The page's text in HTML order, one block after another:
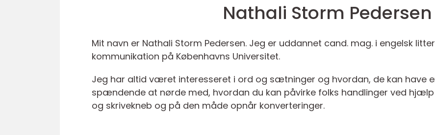
Nathali Storm Pedersen
Mit navn er Nathali Storm Pedersen. Jeg er uddannet cand. mag. i engelsk
kommunikation på Københavns Universitet.
Jeg har altid været interesseret i ord og sætninger og hvordan, de kan have
spændende at nørde med, hvordan du kan påvirke folks handlinger ved
og skrivekneb og på den måde opnår konverteringer.